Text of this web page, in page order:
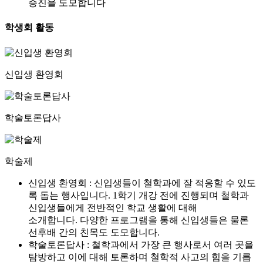
증진을 도모합니다
학생회 활동
신입생 환영회
학술토론답사
학술제
신입생 환영회 : 신입생들이 철학과에 잘 적응할 수 있도
록 돕는 행사입니다. 1학기 개강 전에 진행되며 철학과
신입생들에게 전반적인 학교 생활에 대해
소개합니다. 다양한 프로그램을 통해 신입생들은 물론
선후배 간의 친목도 도모합니다.
학술토론답사 : 철학과에서 가장 큰 행사로서 여러 곳을
탐방하고 이에 대해 토론하며 철학적 사고의 힘을 기릅